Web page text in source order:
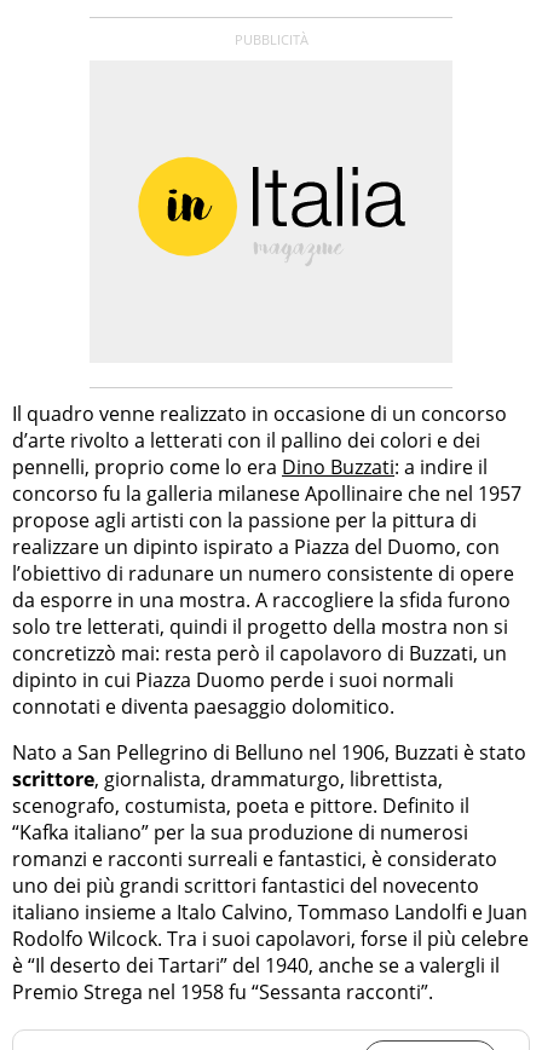
Il quadro venne realizzato in occasione di un concorso
d’arte rivolto a letterati con il pallino dei colori e dei
pennelli, proprio come lo era Dino Buzzati: a indire il
concorso fu la galleria milanese Apollinaire che nel 1957
propose agli artisti con la passione per la pittura di
realizzare un dipinto ispirato a Piazza del Duomo, con
l’obiettivo di radunare un numero consistente di opere
da esporre in una mostra. A raccogliere la sfida furono
solo tre letterati, quindi il progetto della mostra non si
concretizzò mai: resta però il capolavoro di Buzzati, un
dipinto in cui Piazza Duomo perde i suoi normali
connotati e diventa paesaggio dolomitico.
Nato a San Pellegrino di Belluno nel 1906, Buzzati è stato
scrittore, giornalista, drammaturgo, librettista,
scenografo, costumista, poeta e pittore. Definito il
“Kafka italiano” per la sua produzione di numerosi
romanzi e racconti surreali e fantastici, è considerato
uno dei più grandi scrittori fantastici del novecento
italiano insieme a Italo Calvino, Tommaso Landolfi e Juan
Rodolfo Wilcock. Tra i suoi capolavori, forse il più celebre
è “Il deserto dei Tartari” del 1940, anche se a valergli il
Premio Strega nel 1958 fu “Sessanta racconti”.